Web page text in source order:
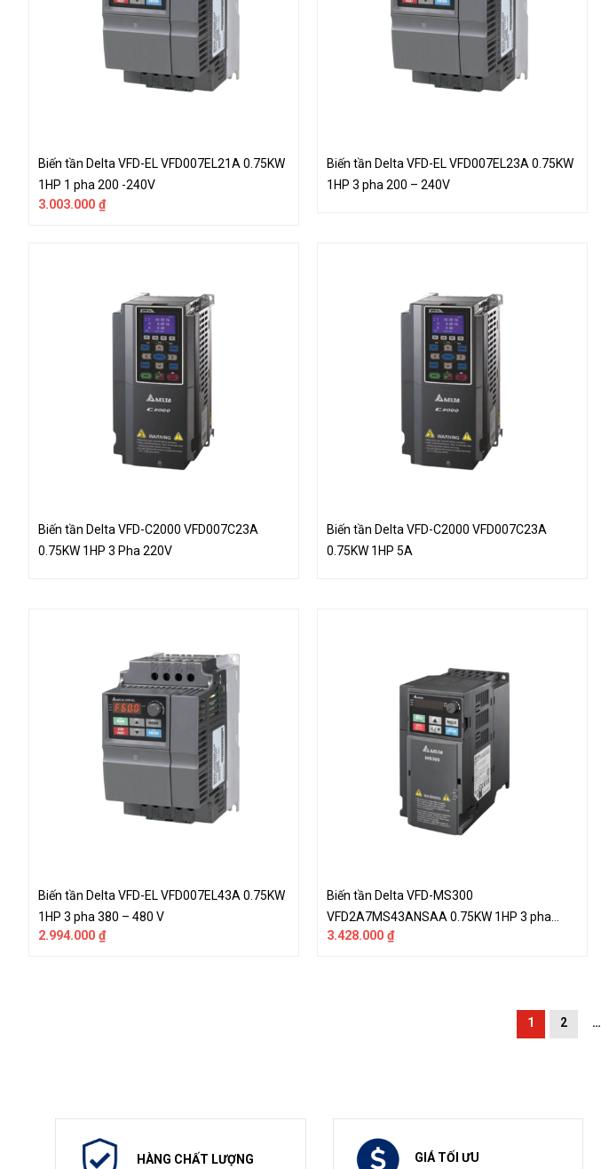
Biến tần Delta VFD-EL VFD007EL21A 0.75KW
1HP 1 pha 200 -240V
3.003.000 ₫
Biến tần Delta VFD-EL VFD007EL23A 0.75KW
1HP 3 pha 200 – 240V
Biến tần Delta VFD-C2000 VFD007C23A
0.75KW 1HP 3 Pha 220V
Biến tần Delta VFD-C2000 VFD007C23A
0.75KW 1HP 5A
Biến tần Delta VFD-EL VFD007EL43A 0.75KW
1HP 3 pha 380 – 480 V
2.994.000 ₫
Biến tần Delta VFD-MS300
VFD2A7MS43ANSAA 0.75KW 1HP 3 pha
380V
3.428.000 ₫
1 2 …
HÀNG CHẤT LƯỢNG GIÁ TỐI ƯU